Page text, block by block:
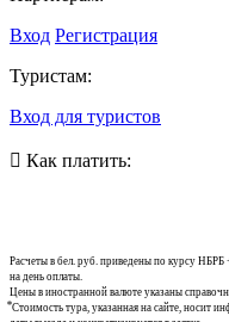
Вход Регистрация
Туристам:
Вход для туристов
Как платить:
Расчеты в бел. руб. приведены по курсу НБРБ
на день оплаты.
Цены в иностранной валюте указаны
Стоимость тура, указанная на сайте, носит